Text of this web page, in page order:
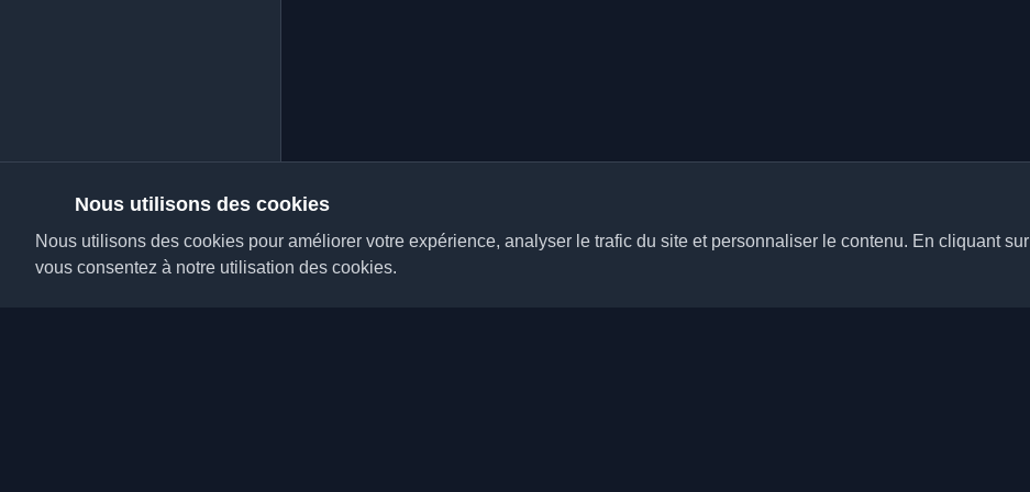
Nous utilisons des cookies
Nous utilisons des cookies pour améliorer votre expérience, analyser le trafic du site et personnaliser le contenu. En cliquant
vous consentez à notre utilisation des cookies.